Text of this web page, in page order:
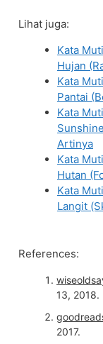
Lihat juga:
Kata
Hujan
Kata
Pantai
Kata
Artinya
Kata
Hutan
Kata
Langit
References:
13, 2018.
2017.